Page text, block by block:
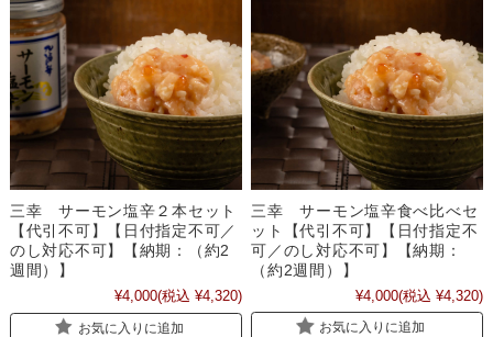
三幸 サーモン塩辛２本セット
【代引不可】【日付指定不可／
のし対応不可】【納期：（約2
週間）】
¥4,000(税込 ¥4,320)
お気に入りに追加
三幸 サーモン塩辛食べ比べセ
ット【代引不可】【日付指定不
可／のし対応不可】【納期：
（約2週間）】
¥4,000(税込 ¥4,320)
お気に入りに追加